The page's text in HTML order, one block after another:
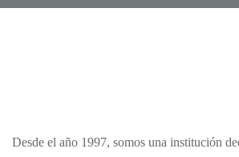
Desde el año 1997, somos una institución